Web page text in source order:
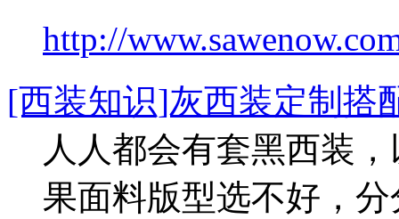
http://
[西装知识]灰西装定制搭
人人都会有套黑西装
果面料版型选不好，